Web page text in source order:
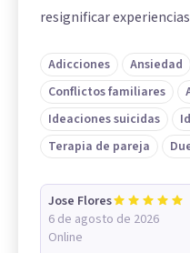
resignificar
Adicciones Ansiedad
Conflictos familiares
Ideaciones suicidas
Terapia de pareja
Jose Flores
6 de agosto de 2026
Online